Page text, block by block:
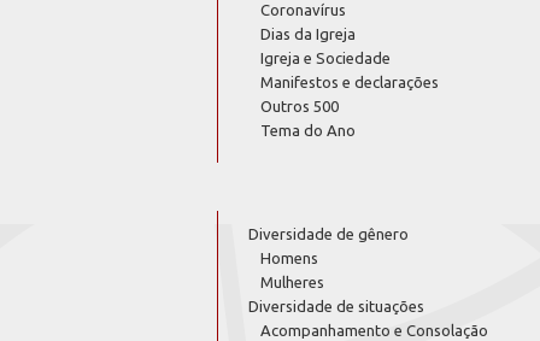
Coronavírus
Dias da Igreja
Igreja e Sociedade
Manifestos e declarações
Outros 500
Tema do Ano
Diversidade de gênero
Homens
Mulheres
Diversidade de situações
Acompanhamento e Consolação